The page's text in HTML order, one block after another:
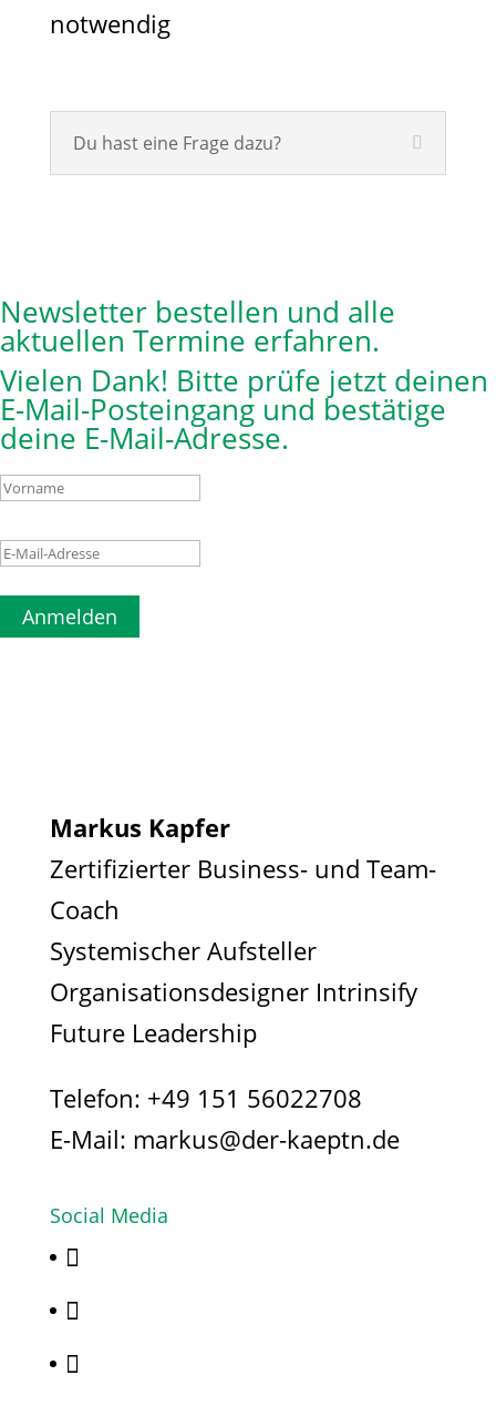
notwendig
Du hast eine Frage dazu?
Newsletter bestellen und alle
aktuellen Termine erfahren.
Vielen Dank! Bitte prüfe jetzt deinen
E-Mail-Posteingang und bestätige
deine E-Mail-Adresse.
Anmelden
Markus Kapfer
Zertifizierter Business- und Team-
Coach
Systemischer Aufsteller
Organisationsdesigner Intrinsify
Future Leadership
Telefon: +49 151 56022708
E-Mail: markus@der-kaeptn.de
Social Media


